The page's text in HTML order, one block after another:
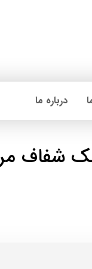
درباره ما
شفاف